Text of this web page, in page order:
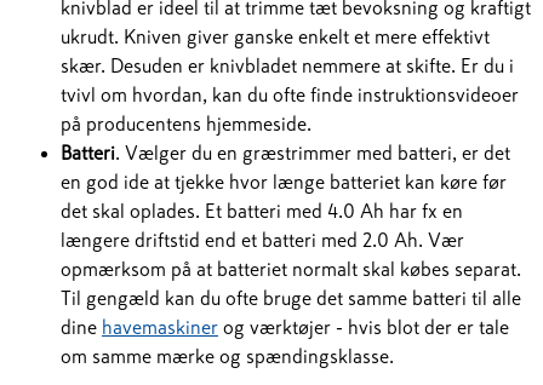
knivblad er ideel til at trimme tæt bevoksning og kraftigt
ukrudt. Kniven giver ganske enkelt et mere effektivt
skær. Desuden er knivbladet nemmere at skifte. Er du i
tvivl om hvordan, kan du ofte finde instruktionsvideoer
på producentens hjemmeside.
Batteri . Vælger du en græstrimmer med batteri, er det
en god ide at tjekke hvor længe batteriet kan køre før
det skal oplades. Et batteri med 4.0 Ah har fx en
længere driftstid end et batteri med 2.0 Ah. Vær
opmærksom på at batteriet normalt skal købes separat.
Til gengæld kan du ofte bruge det samme batteri til alle
dine havemaskiner og værktøjer - hvis blot der er tale
om samme mærke og spændingsklasse.